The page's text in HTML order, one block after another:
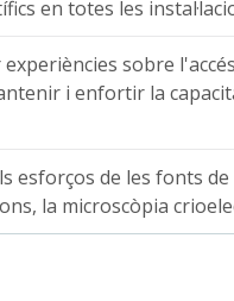
en totes les
sobre
i enfortir la
esforços de les fonts
la microscòpia